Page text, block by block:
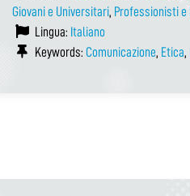
Giovani e Universitari, Professionisti e
Lingua: Italiano
Keywords: Comunicazione, Etica,